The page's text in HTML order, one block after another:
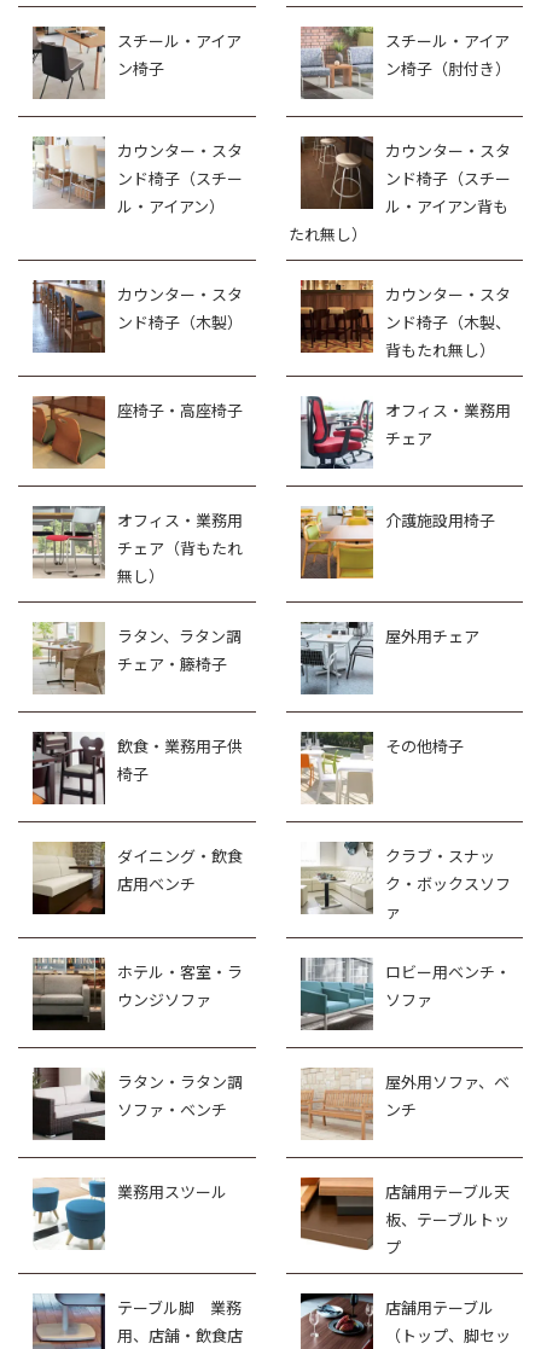
スチール・アイア
ン椅子
スチール・アイア
ン椅子（肘付き）
カウンター・スタ
ンド椅子（スチー
ル・アイアン）
カウンター・スタ
ンド椅子（スチー
ル・アイアン背も
たれ無し）
カウンター・スタ
ンド椅子（木製）
カウンター・スタ
ンド椅子（木製、
背もたれ無し）
座椅子・高座椅子
オフィス・業務用
チェア
オフィス・業務用
チェア（背もたれ
無し）
介護施設用椅子
ラタン、ラタン調
チェア・籐椅子
屋外用チェア
飲食・業務用子供
椅子
その他椅子
ダイニング・飲食
店用ベンチ
クラブ・スナッ
ク・ボックスソフ
ァ
ホテル・客室・ラ
ウンジソファ
ロビー用ベンチ・
ソファ
ラタン・ラタン調
ソファ・ベンチ
屋外用ソファ、ベ
ンチ
業務用スツール
店舗用テーブル天
板、テーブルトッ
プ
テーブル脚 業務
用、店舗・飲食店
店舗用テーブル
（トップ、脚セッ